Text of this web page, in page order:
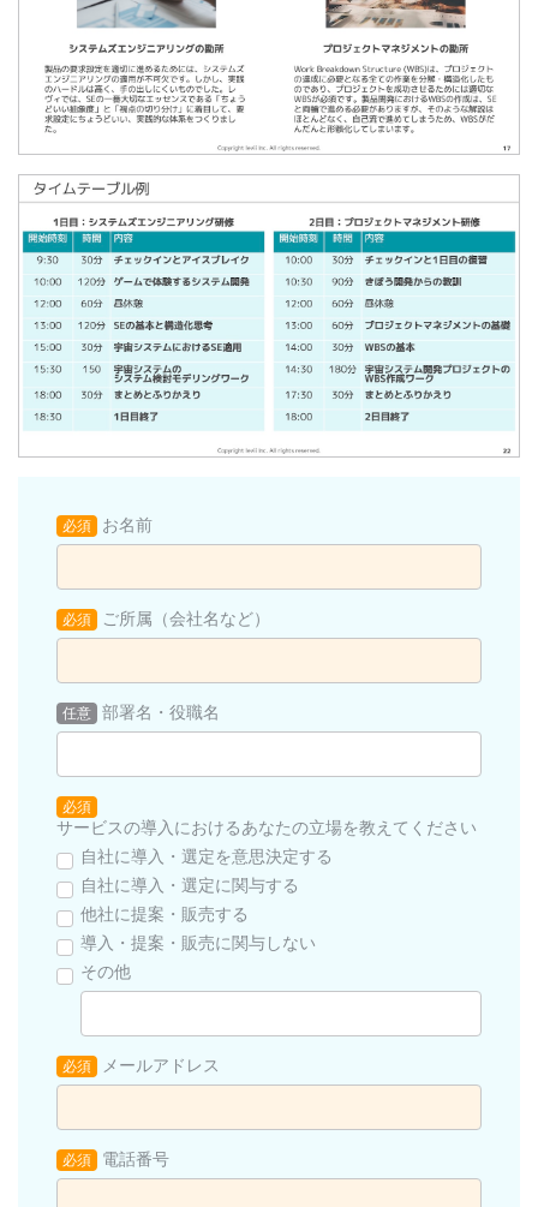
必須 お名前
必須 ご所属（会社名など）
任意 部署名・役職名
必須
サービスの導入におけるあなたの立場を教えてください
自社に導入・選定を意思決定する
自社に導入・選定に関与する
他社に提案・販売する
導入・提案・販売に関与しない
その他
必須 メールアドレス
必須 電話番号